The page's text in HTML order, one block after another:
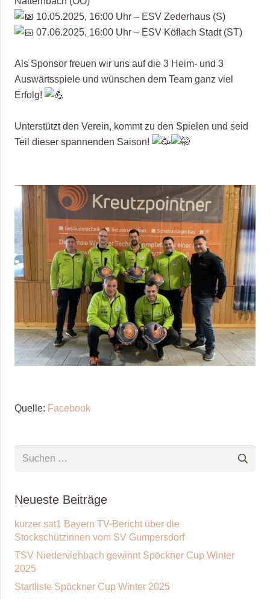
10.05.2025, 16:00 Uhr – ESV Zederhaus (S)
07.06.2025, 16:00 Uhr – ESV Köflach Stadt (ST)
Als Sponsor freuen wir uns auf die 3 Heim- und 3
Auswärtsspiele und wünschen dem Team ganz viel
Erfolg!
Unterstützt den Verein, kommt zu den Spielen und seid
Teil dieser spannenden Saison!
Quelle: Facebook
Suchen
Neueste Beiträge
kurzer sat1 Bayern TV-Bericht über die
Stockschützinnen vom SV Gumpersdorf
TSV Niederviehbach gewinnt Spöckner Cup Winter
2025
Startliste Spöckner Cup Winter 2025